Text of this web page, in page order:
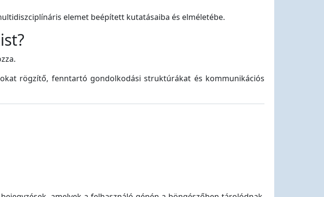
elemet beépített kutatásaiba és elméletébe.
rögzítő, fenntartó gondolkodási struktúrákat és kommunikációs